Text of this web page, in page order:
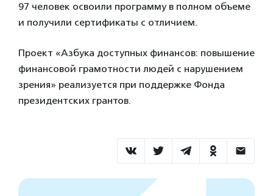
97 человек освоили программу в полном объеме
и получили сертификаты с отличием.
Проект «Азбука доступных финансов: повышение
финансовой грамотности людей с нарушением
зрения» реализуется при поддержке Фонда
президентских грантов.